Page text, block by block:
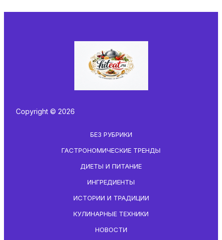
Copyright © 2026
БЕЗ РУБРИКИ
ГАСТРОНОМИЧЕСКИЕ ТРЕНДЫ
ДИЕТЫ И ПИТАНИЕ
ИНГРЕДИЕНТЫ
ИСТОРИИ И ТРАДИЦИИ
КУЛИНАРНЫЕ ТЕХНИКИ
НОВОСТИ